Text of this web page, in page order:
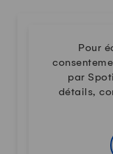
Pour
par
détails,